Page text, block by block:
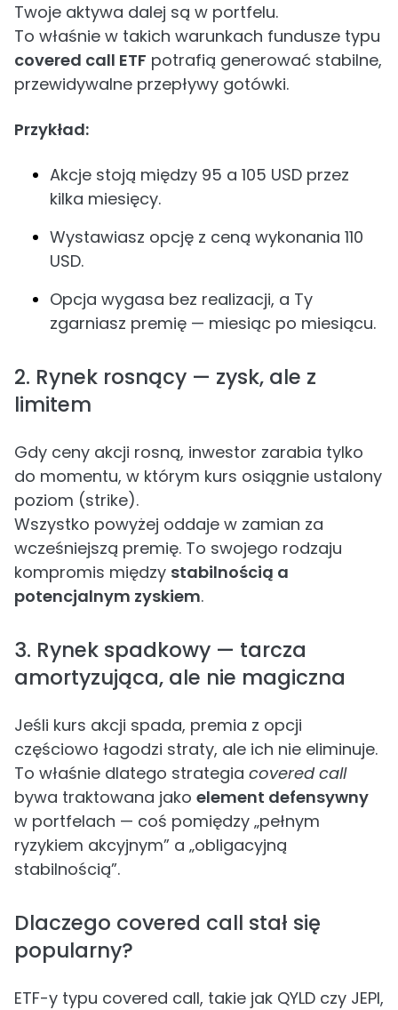
Twoje aktywa dalej są w portfelu.
To właśnie w takich warunkach fundusze typu
covered call ETF potrafią generować stabilne,
przewidywalne przepływy gotówki.
Przykład:
Akcje stoją między 95 a 105 USD przez
kilka miesięcy.
Wystawiasz opcję z ceną wykonania 110
USD.
Opcja wygasa bez realizacji, a Ty
zgarniasz premię — miesiąc po miesiącu.
2. Rynek rosnący — zysk, ale z
limitem
Gdy ceny akcji rosną, inwestor zarabia tylko
do momentu, w którym kurs osiągnie ustalony
poziom (strike).
Wszystko powyżej oddaje w zamian za
wcześniejszą premię. To swojego rodzaju
kompromis między stabilnością a
potencjalnym zyskiem.
3. Rynek spadkowy — tarcza
amortyzująca, ale nie magiczna
Jeśli kurs akcji spada, premia z opcji
częściowo łagodzi straty, ale ich nie eliminuje.
To właśnie dlatego strategia covered call
bywa traktowana jako element defensywny
w portfelach — coś pomiędzy „pełnym
ryzykiem akcyjnym” a „obligacyjną
stabilnością”.
Dlaczego covered call stał się
popularny?
ETF-y typu covered call, takie jak QYLD czy JEPI,